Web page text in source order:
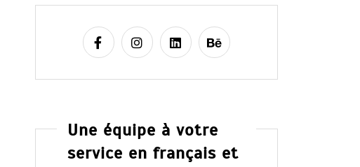
Une équipe à votre
service en français et